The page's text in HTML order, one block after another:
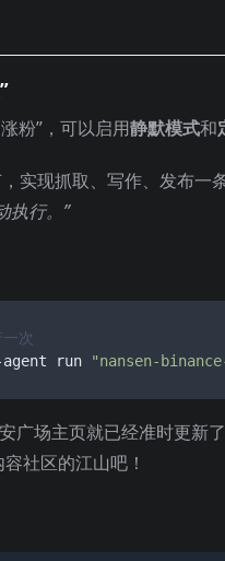
粉”，可以启用静默模式和
实现抓取、写作、发布一
执行。”
次
agent run "nansen-
广场主页就已经准时更新
社区的江山吧！